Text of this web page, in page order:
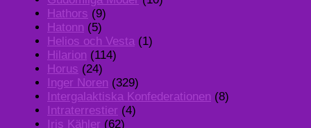
Hathors (9)
Hatonn (5)
Helios och Vesta (1)
Hilarion (114)
Horus (24)
Inger Noren (329)
Intergalaktiska Konfederationen (8)
Intraterrestier (4)
Iris Kähler (62)